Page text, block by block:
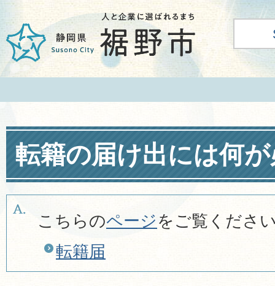
転籍の届け出には何
こちらのページをご覧くださ
転籍届